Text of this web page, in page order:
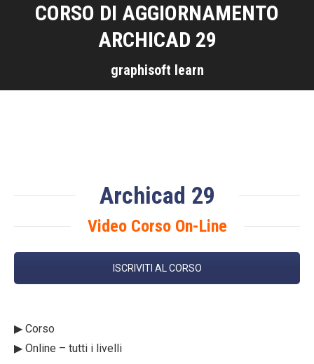
CORSO DI AGGIORNAMENTO
ARCHICAD 29
graphisoft learn
Archicad 29
Video Corso On-Line
ISCRIVITI AL CORSO
▶︎ Corso
▶︎ Online – tutti i livelli